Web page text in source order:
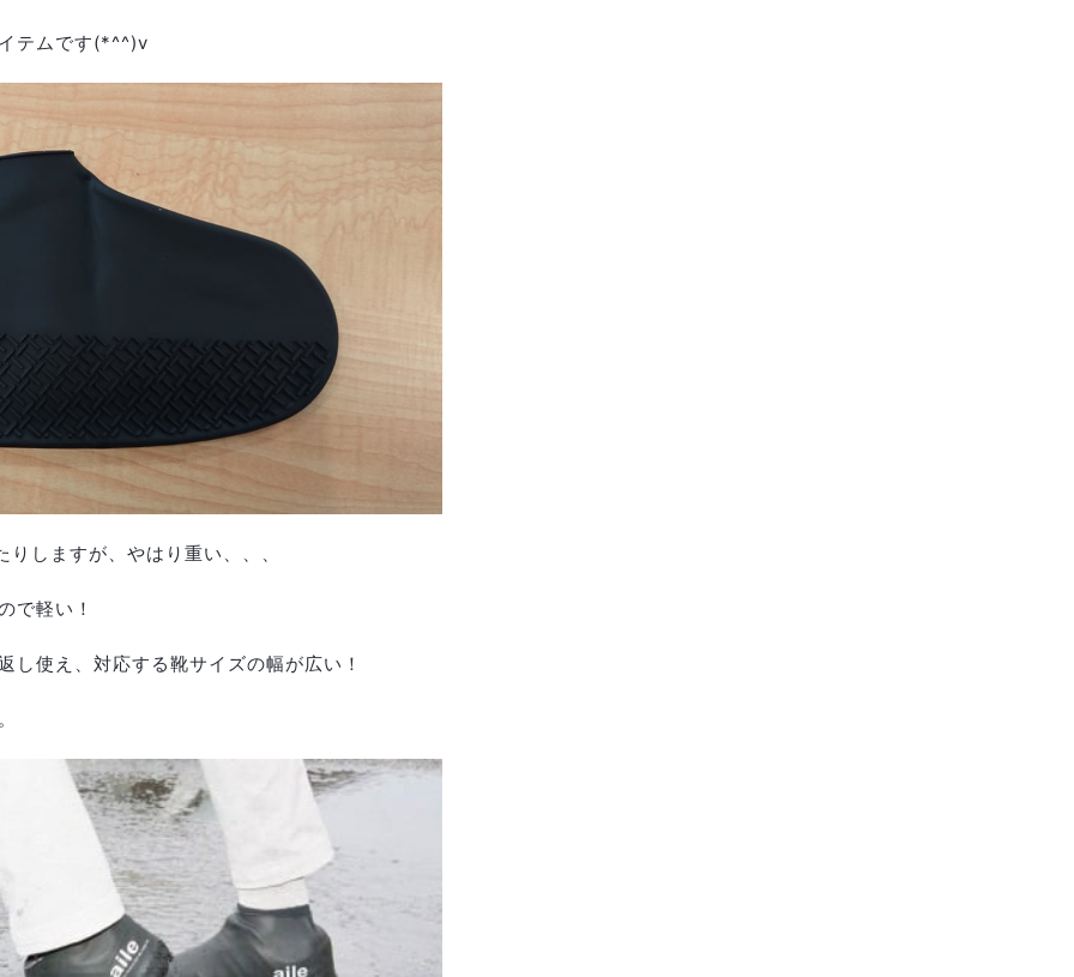
テムです(*^^)v
しますが、やはり重い、、、
で軽い！
し使え、対応する靴サイズの幅が広い！